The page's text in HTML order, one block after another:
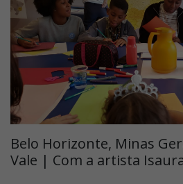
Belo Horizonte, Minas
Vale | Com a artista